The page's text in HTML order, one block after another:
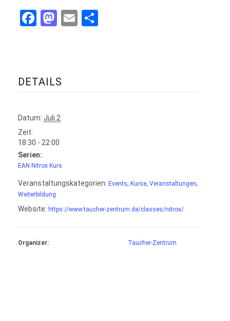
Facebook
Mastodon
Email
DETAILS
Datum: Juli 2
Zeit:
18:30 - 22:00
Serien:
EAN Nitrox Kurs
Veranstaltungskategorien: Events, Kurse, Veranstaltungen,
Weiterbildung
Website: https://www.taucher-zentrum.de/classes/nitrox/
Organizer: Taucher-Zentrum